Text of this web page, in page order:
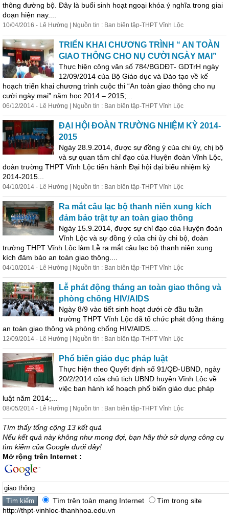
thông đường bộ. Đây là buổi sinh hoạt ngoại khóa ý nghĩa trong giai
đoạn hiện nay....
10/04/2016 - Lê Hường | Nguồn tin : Ban biên tập-THPT Vĩnh Lộc
TRIỂN KHAI CHƯƠNG TRÌNH “ AN TOÀN
GIAO THÔNG CHO NỤ CƯỜI NGÀY MAI”
Thực hiện công văn số 784/BGDĐT- GDTrH ngày
12/09/2014 của Bộ Giáo dục và Đào tạo về kế
hoạch triển khai chương trình cuộc thi “An toàn giao thông cho nụ
cười ngày mai” năm học 2014 – 2015;...
06/12/2014 - Lê Hường | Nguồn tin : Ban biên tập-THPT Vĩnh Lộc
ĐẠI HỘI ĐOÀN TRƯỜNG NHIỆM KỲ 2014-
2015
Ngày 28.9.2014, được sự đồng ý của chi ủy, chị bộ
và sự quan tâm chỉ đạo của Huyện đoàn Vĩnh Lộc,
đoàn trường THPT Vĩnh Lộc tiến hành Đại hội đại biểu nhiệm kỳ
2014-2015...
04/10/2014 - Lê Hường | Nguồn tin : Ban biên tập-THPT Vĩnh Lộc
Ra mắt câu lạc bộ thanh niên xung kích
đảm bảo trật tự an toàn giao thông
Ngày 15.9.2014, được sự chỉ đạo của Huyện đoàn
Vĩnh Lộc và sự đồng ý của chi ủy chi bộ, đoàn
trường THPT Vĩnh Lộc làm Lễ ra mắt câu lạc bộ thanh niên xung
kích đảm bảo an toàn giao thông
04/10/2014 - Lê Hường | Nguồn tin : Ban biên tập-THPT Vĩnh Lộc
Lễ phát động tháng an toàn giao thông và
phòng chống HIV/AIDS
Ngày 8/9 vào tiết sinh hoạt dưới cờ đầu tuần
trường THPT Vĩnh Lộc đã tổ chức phát động tháng
an toàn giao thông và phòng chống HIV/AIDS....
12/09/2014 - Lê Hường | Nguồn tin : Ban biên tập-THPT Vĩnh Lộc
Phổ biến giáo dục pháp luật
Thực hiện theo Quyết định số 91/QĐ-UBND, ngày
20/2/2014 của chủ tịch UBND huyện Vĩnh Lộc về
việc ban hành kế hoạch phổ biến giáo dục pháp
luật năm 2014;...
08/05/2014 - Lê Hường | Nguồn tin : Ban biên tập-THPT Vĩnh Lộc
Tìm thấy tổng cộng 13 kết quả
Nếu kết quả này không như mong đợi, bạn hãy thử sử dụng công cụ
tìm kiếm của Google dưới đây!
Mở rộng trên Internet :
Tìm trên toàn mạng Internet
Tìm trong site
http://thpt-vinhloc-thanhhoa.edu.vn